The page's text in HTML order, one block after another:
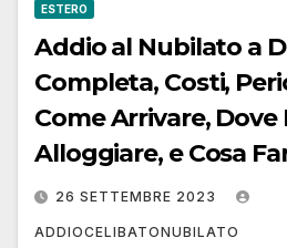
ESTERO
Addio al Nubilato a
Completa, Costi,
Come Arrivare, Dove
Alloggiare, e Cosa
26 SETTEMBRE 2023
ADDIOCELIBATONUBILATO